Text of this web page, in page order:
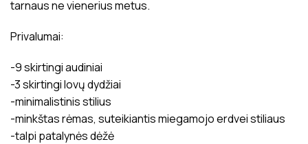
tarnaus ne vienerius metus.
Privalumai:
-9 skirtingi audiniai
-3 skirtingi lovų dydžiai
-minimalistinis stilius
-minkštas rėmas, suteikiantis miegamojo erdvei stiliaus
-talpi patalynės dėžė